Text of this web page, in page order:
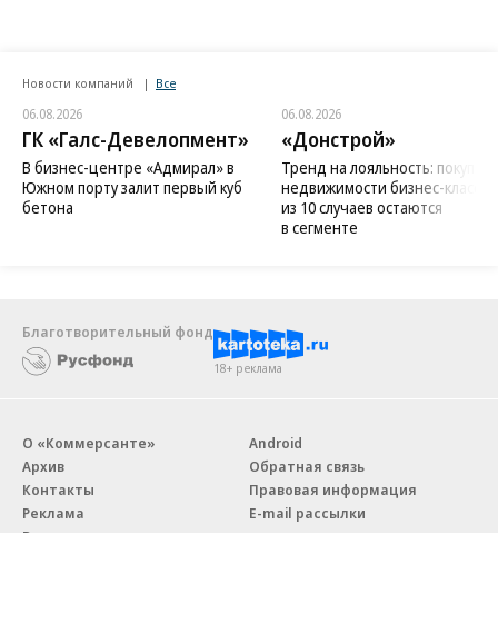
Новости компаний Все
06.08.2026
ГК «Галс-Девелопмент»
В бизнес-центре «Адмирал» в
Южном порту залит первый куб
бетона
06.08.2026
«Донстрой»
Тренд на лояльность:
недвижимости бизнес-класса
из 10 случаев остаются
в сегменте
Благотворительный фонд
18+ реклама
О «Коммерсанте»
Архив
Контакты
Реклама
Вакансии
Android
Обратная связь
Правовая информация
E-mail рассылки